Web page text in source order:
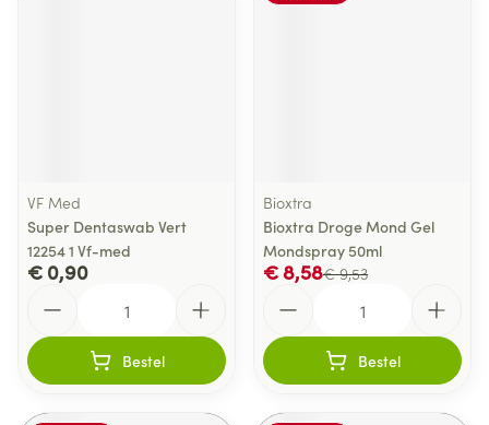
VF Med
Super Dentaswab Vert
12254 1 Vf-med
€ 0,90
Bestel
Bioxtra
Bioxtra Droge Mond Gel
Mondspray 50ml
€ 9,53
€ 8,58
Bestel